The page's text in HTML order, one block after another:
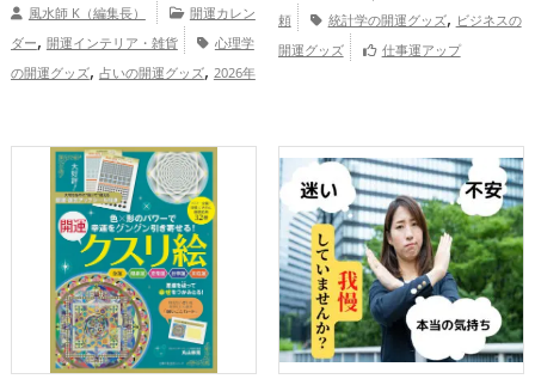
風水師 K（編集長）
開運カレン
ダー, 開運インテリア・雑貨
心理学
の開運グッズ, 占いの開運グッズ, 2026年
運・家族運アップ,総合運・全体運アッ
頼
統計学の開運グッズ, ビジネスの
開運グッズ
仕事運アップ